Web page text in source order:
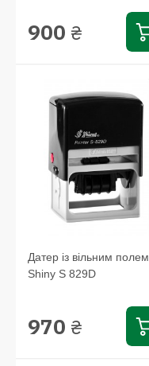
900 ₴
Датер із вільним полем
Shiny S 829D
970 ₴